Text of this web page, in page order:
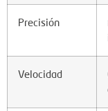
Precisión
Velocidad